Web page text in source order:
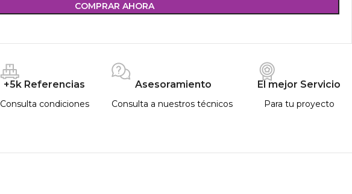
COMPRAR AHORA
+5k Referencias
Consulta condiciones
Asesoramiento
Consulta a nuestros técnicos
El mejor Servicio
Para tu proyecto